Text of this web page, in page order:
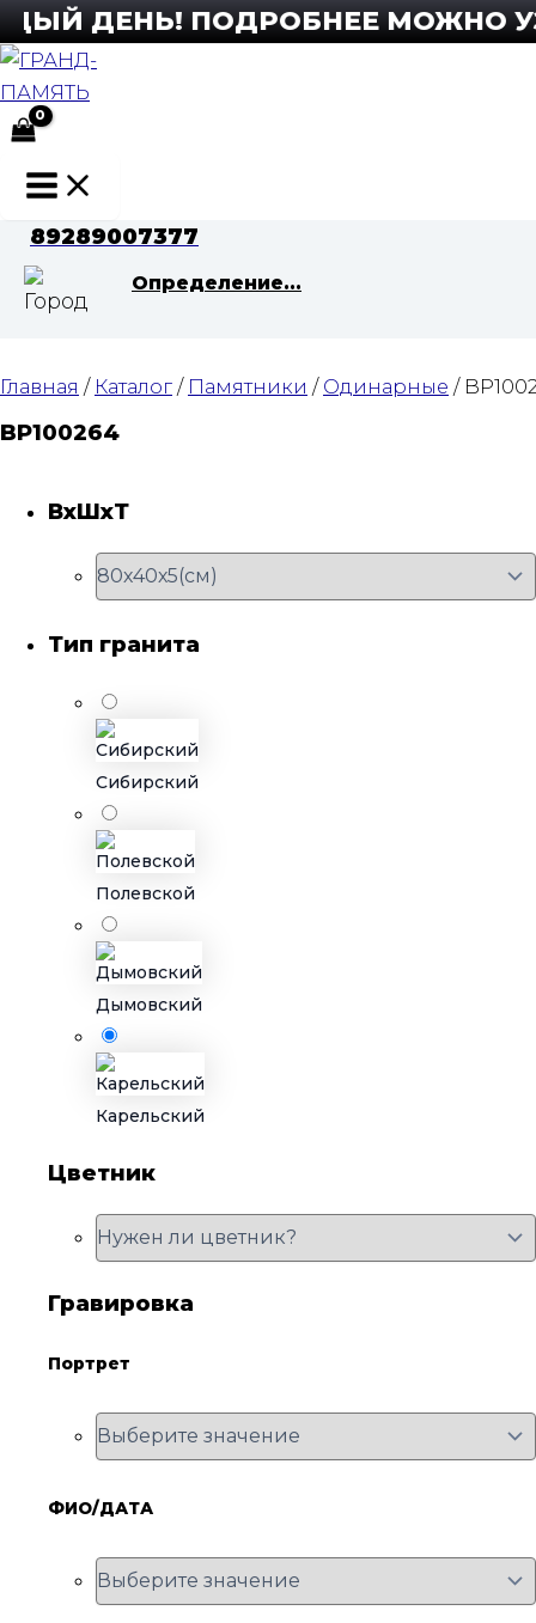
Перейти
к
содержимому
ДЕНЬ! ПОДРОБНЕЕ МОЖНО
Main
Menu
89289007377
Определение...
Главная / Каталог / Памятники / Одинарные /
BP100264
Тип гранита
Карельский
Дымовский
Полевской
Сибирский
Цветник
Гравировка
Портрет
ФИО/ДАТА
ВхШхТ